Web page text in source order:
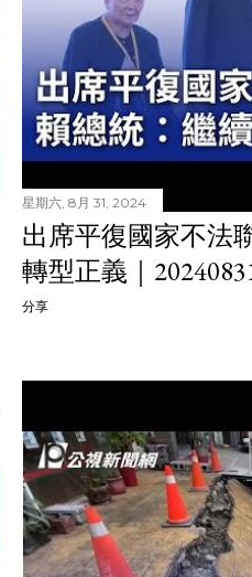
星期六, 8月 31, 2024
出席平復國家不法
轉型正義｜
分享